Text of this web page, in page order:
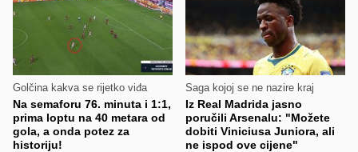
Golčina kakva se rijetko viđa
Na semaforu 76. minuta i 1:1,
prima loptu na 40 metara od
gola, a onda potez za
historiju!
Saga kojoj se ne nazire kraj
Iz Real Madrida jasno
poručili Arsenalu: "Možete
dobiti Viniciusa Juniora, ali
ne ispod ove cijene"